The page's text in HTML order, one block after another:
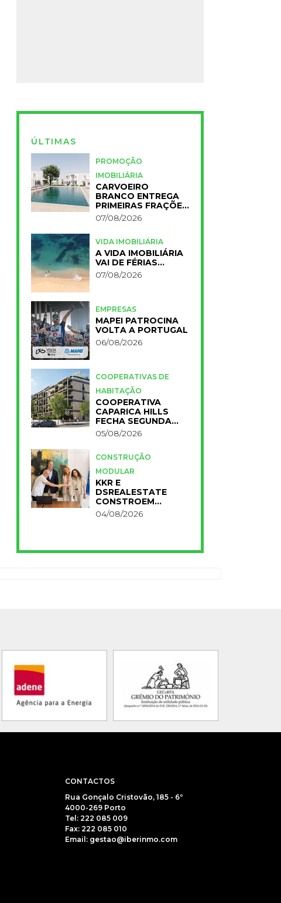
ÚLTIMAS
PROMOÇÃO
IMOBILIÁRIA
CARVOEIRO
BRANCO ENTREGA
PRIMEIRAS FRAÇÕES
DO NOVO RESORT
PRIMELIFE
07/08/2026
VIDA IMOBILIÁRIA
A VIDA IMOBILIÁRIA
VAI DE FÉRIAS…
07/08/2026
EMPRESAS
MAPEI PATROCINA
VOLTA A PORTUGAL
06/08/2026
COOPERATIVAS DE
HABITAÇÃO
COOPERATIVA
CAPARICA HILLS
FECHA SEGUNDA
FASE DO PROJETO
05/08/2026
CONSTRUÇÃO
MODULAR
KKR E
DSREALESTATE
CONSTROEM
RESIDÊNCIA
UNIVERSITÁRIA
04/08/2026
CONTACTOS
Rua Gonçalo Cristovão, 185 - 6º
4000-269 Porto
Tel: 222 085 009
Fax: 222 085 010
Email: gestao@iberinmo.com